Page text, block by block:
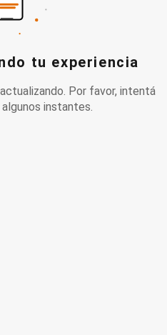
tu experiencia
Por favor, intentá
instantes.